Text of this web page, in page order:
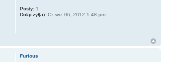
Posty: 1
Dołączył(a): Cz wrz 06, 2012 1:48 pm
Furious